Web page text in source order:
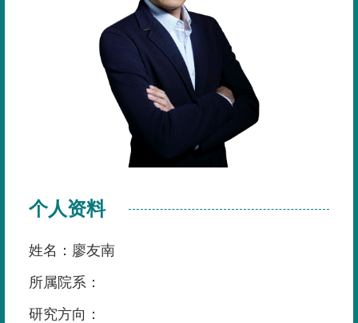
个人资料
姓名：廖友南
所属院系：
研究方向：